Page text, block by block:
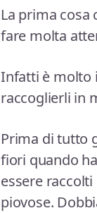
La prima cosa
fare molta
Infatti è molto
raccoglierli in
Prima di tutto
fiori quando
essere
piovose.